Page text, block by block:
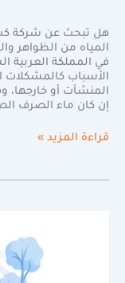
هل تبحث عن شركة
المياه من الظواهر
في المملكة العربية
الأسباب كالمشكلات
المنشآت أو خارجها،
إن كان ماء الصرف
قراءة المزيد »